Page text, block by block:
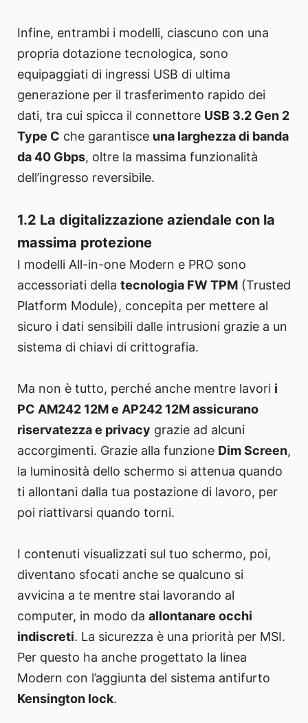
Infine, entrambi i modelli, ciascuno con una
propria dotazione tecnologica, sono
equipaggiati di ingressi USB di ultima
generazione per il trasferimento rapido dei
dati, tra cui spicca il connettore USB 3.2 Gen 2
Type C che garantisce una larghezza di banda
da 40 Gbps, oltre la massima funzionalità
dell’ingresso reversibile.
1.2 La digitalizzazione aziendale con la
massima protezione
I modelli All-in-one Modern e PRO sono
accessoriati della tecnologia FW TPM (Trusted
Platform Module), concepita per mettere al
sicuro i dati sensibili dalle intrusioni grazie a un
sistema di chiavi di crittografia.
Ma non è tutto, perché anche mentre lavori i
PC AM242 12M e AP242 12M assicurano
riservatezza e privacy grazie ad alcuni
accorgimenti. Grazie alla funzione Dim Screen,
la luminosità dello schermo si attenua quando
ti allontani dalla tua postazione di lavoro, per
poi riattivarsi quando torni.
I contenuti visualizzati sul tuo schermo, poi,
diventano sfocati anche se qualcuno si
avvicina a te mentre stai lavorando al
computer, in modo da allontanare occhi
indiscreti. La sicurezza è una priorità per MSI.
Per questo ha anche progettato la linea
Modern con l’aggiunta del sistema antifurto
Kensington lock.